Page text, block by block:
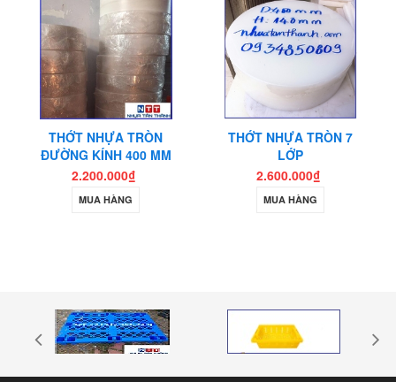
THỚT NHỰA TRÒN
ĐƯỜNG KÍNH 400 MM
2.200.000₫
MUA HÀNG
THỚT NHỰA TRÒN 7
LỚP
2.600.000₫
MUA HÀNG